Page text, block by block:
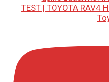
TEST | TOYOTA RAV4